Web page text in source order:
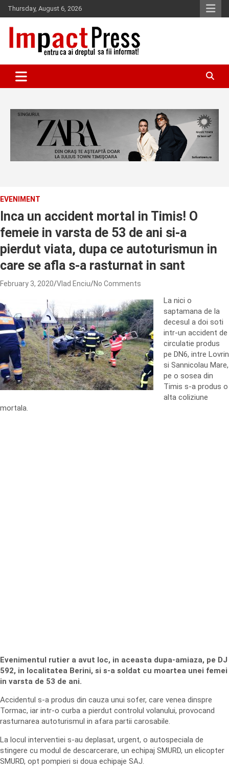
Skip
to
content
Thursday, August 6, 2026
IMPACTPRESS
EVENIMENT
Inca un accident mortal in Timis! O
femeie in varsta de 53 de ani si-a
pierdut viata, dupa ce autoturismun in
care se afla s-a rasturnat in sant
February 3, 2020 Vlad Enciu No Comments
La nici o
saptamana de la
decesul a doi soti
intr-un accident de
circulatie produs
pe DN6, intre Lovrin
si Sannicolau Mare,
pe o sosea din
Timis s-a produs o
alta coliziune
mortala.
Evenimentul rutier a avut loc, in aceasta dupa-amiaza, pe DJ
592, in localitatea Berini, si s-a soldat cu moartea unei femei
in varsta de 53 de ani.
Accidentul s-a produs din cauza unui sofer, care venea dinspre
Tormac, iar intr-o curba a pierdut controlul volanului, provocand
rasturnarea autoturismul in afara partii carosabile.
La locul interventiei s-au deplasat, urgent, o autospeciala de
stingere cu modul de descarcerare, un echipaj SMURD, un elicopter
SMURD, opt pompieri si doua echipaje SAJ.